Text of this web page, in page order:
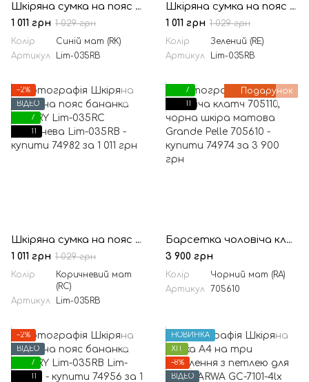
Шкіряна сумка на пояс бананка LIMARY Lim-035RK синя
1 011 грн 1 029 грн
Колір
Синій мат (RK)
Артикул
Lim-035RB
Шкіряна сумка на пояс бананка LIMARY Lim-035RE зелена
1 011 грн 1 029 грн
Колір
Зелений (RE)
Артикул
Lim-035RB
−2%
ВІДЕО
7
11
Шкіряна сумка на пояс бананка LIMARY Lim-035RC коричнева
1 011 грн 1 029 грн
Колір
Коричневий мат
(RC)
Артикул
Lim-035RB
Подарунок
7
11
Барсетка чоловіча клатч 705110, чорна шкіра матова Grande Pelle
3 900 грн
Колір
Чорний мат (RA)
Артикул
705610
−2%
ВІДЕО
7
11
НОВИНКА
ХІТ
−8%
ВІДЕО